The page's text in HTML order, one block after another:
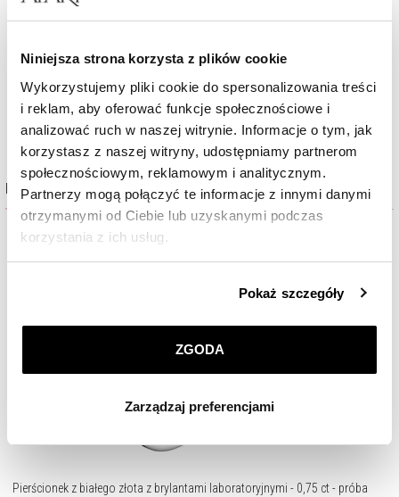
Niniejsza strona korzysta z plików cookie
Wykorzystujemy pliki cookie do spersonalizowania treści
i reklam, aby oferować funkcje społecznościowe i
analizować ruch w naszej witrynie. Informacje o tym, jak
korzystasz z naszej witryny, udostępniamy partnerom
społecznościowym, reklamowym i analitycznym.
Partnerzy mogą połączyć te informacje z innymi danymi
otrzymanymi od Ciebie lub uzyskanymi podczas
korzystania z ich usług.
przez nas plików cookie znajdziesz wPolityce
prywatności.
korzystamy. Możesz również wybrać jaki rodzaj plików
Zarządzaj preferencjami. W każdej chwili możesz
Pokaż szczegóły
ZGODA
Zarządzaj preferencjami
Produkty do kompletu
Pierścionek z białego złota z brylantami laboratoryjnymi - 0,75 ct - próba